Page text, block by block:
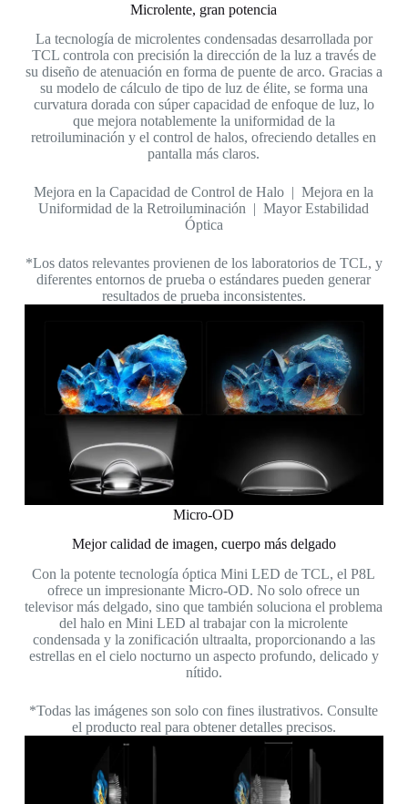
Microlente, gran potencia
La tecnología de microlentes condensadas desarrollada por
TCL controla con precisión la dirección de la luz a través de
su diseño de atenuación en forma de puente de arco. Gracias a
su modelo de cálculo de tipo de luz de élite, se forma una
curvatura dorada con súper capacidad de enfoque de luz, lo
que mejora notablemente la uniformidad de la
retroiluminación y el control de halos, ofreciendo detalles en
pantalla más claros.
Mejora en la Capacidad de Control de Halo | Mejora en la
Uniformidad de la Retroiluminación | Mayor Estabilidad
Óptica
*Los datos relevantes provienen de los laboratorios de TCL, y
diferentes entornos de prueba o estándares pueden generar
resultados de prueba inconsistentes.
Micro-OD
Mejor calidad de imagen, cuerpo más delgado
Con la potente tecnología óptica Mini LED de TCL, el P8L
ofrece un impresionante Micro-OD. No solo ofrece un
televisor más delgado, sino que también soluciona el problema
del halo en Mini LED al trabajar con la microlente
condensada y la zonificación ultraalta, proporcionando a las
estrellas en el cielo nocturno un aspecto profundo, delicado y
nítido.
*Todas las imágenes son solo con fines ilustrativos. Consulte
el producto real para obtener detalles precisos.